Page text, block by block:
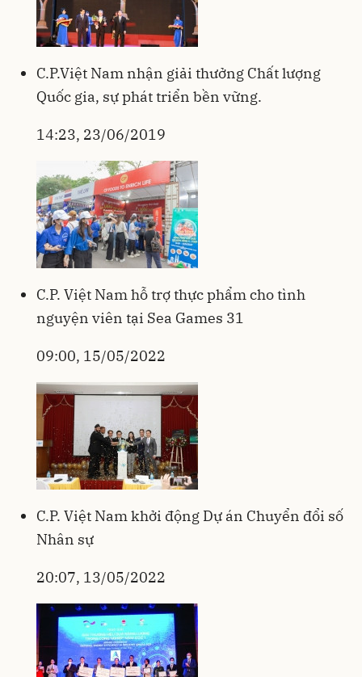
C.P.Việt Nam nhận giải thưởng Chất lượng
Quốc gia, sự phát triển bền vững.
14:23, 23/06/2019
C.P. Việt Nam hỗ trợ thực phẩm cho tình
nguyện viên tại Sea Games 31
09:00, 15/05/2022
C.P. Việt Nam khởi động Dự án Chuyển đổi số
Nhân sự
20:07, 13/05/2022